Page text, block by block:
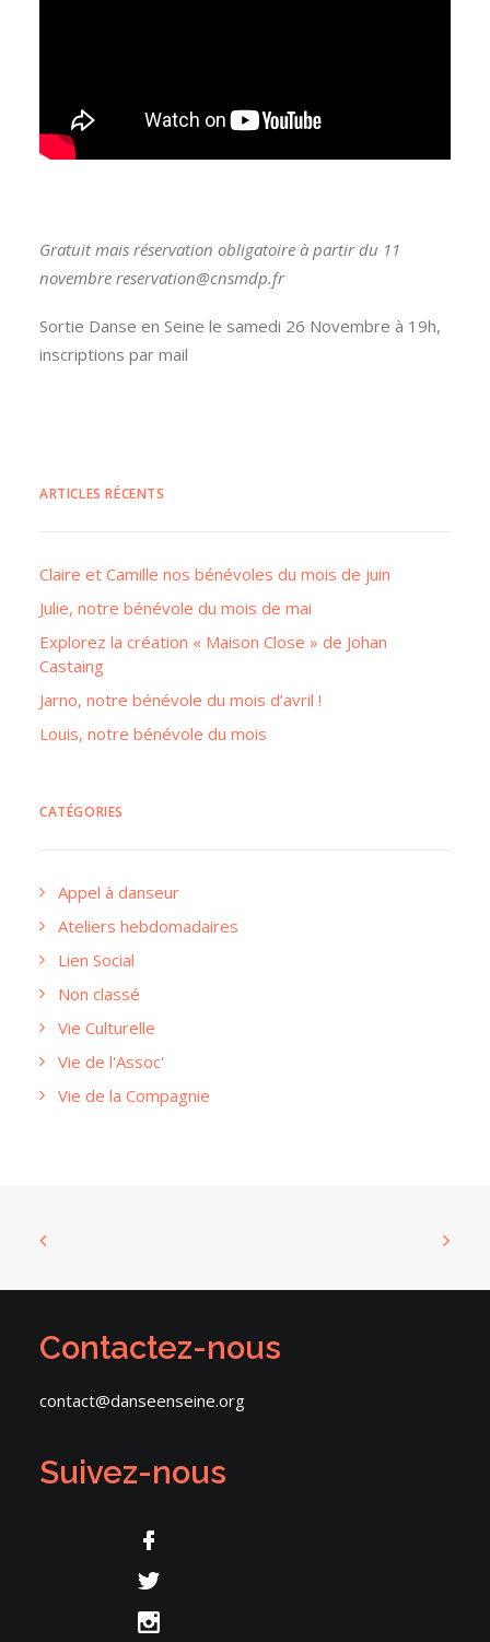
Gratuit mais réservation obligatoire à partir du 11
novembre reservation@cnsmdp.fr
Sortie Danse en Seine le samedi 26 Novembre à 19h,
inscriptions par mail
ARTICLES RÉCENTS
Claire et Camille nos bénévoles du mois de juin
Julie, notre bénévole du mois de mai
Explorez la création « Maison Close » de Johan
Castaing
Jarno, notre bénévole du mois d’avril !
Louis, notre bénévole du mois
CATÉGORIES
Appel à danseur
Ateliers hebdomadaires
Lien Social
Non classé
Vie Culturelle
Vie de l'Assoc'
Vie de la Compagnie
Contactez-nous
contact@danseenseine.org
Suivez-nous